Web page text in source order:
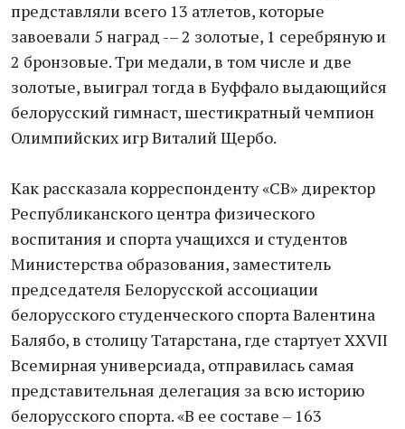
представляли всего 13 атлетов, которые
завоевали 5 наград -– 2 золотые, 1 серебряную и
2 бронзовые. Три медали, в том числе и две
золотые, выиграл тогда в Буффало выдающийся
белорусский гимнаст, шестикратный чемпион
Олимпийских игр Виталий Щербо.
Как рассказала корреспонденту «СВ» директор
Республиканского центра физического
воспитания и спорта учащихся и студентов
Министерства образования, заместитель
председателя Белорусской ассоциации
белорусского студенческого спорта Валентина
Балябо, в столицу Татарстана, где стартует XXVII
Всемирная универсиада, отправилась самая
представительная делегация за всю историю
белорусского спорта. «В ее составе – 163